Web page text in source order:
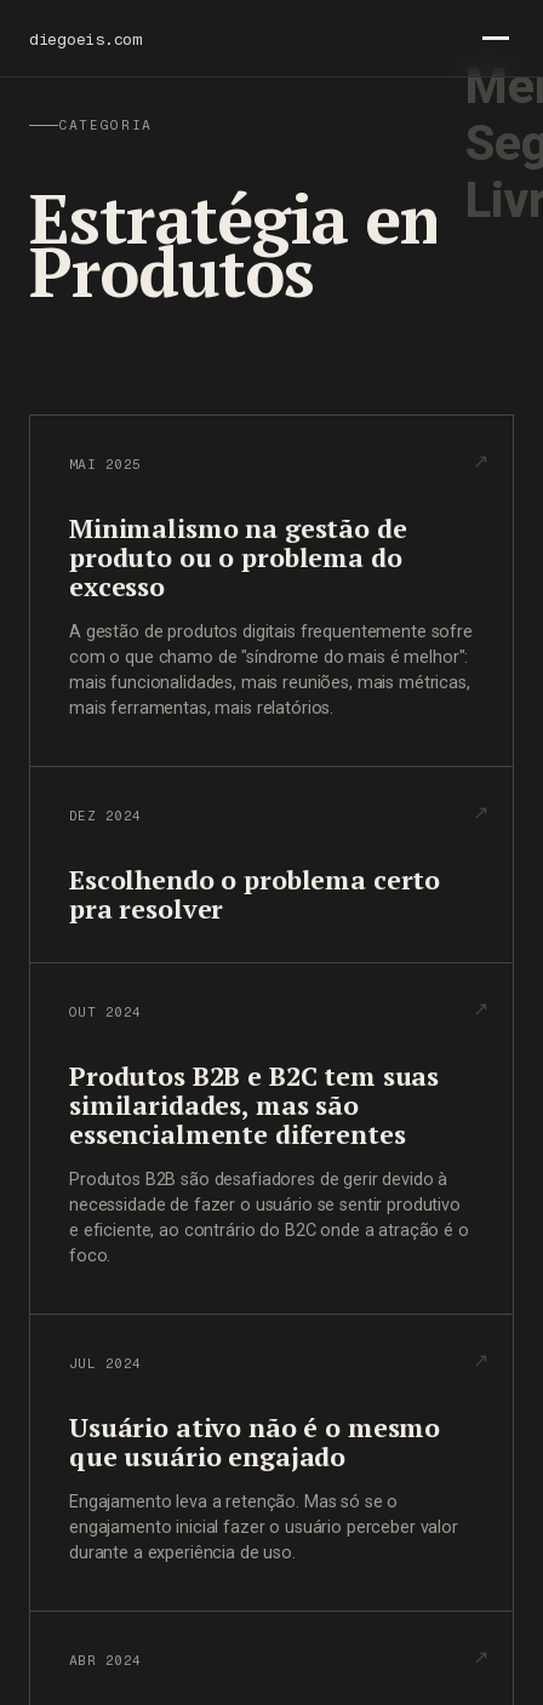
diegoeis.com
CATEGORIA 39 textos
Estratégia em
Produtos
MAI 2025
Minimalismo na gestão de
produto ou o problema do
excesso
A gestão de produtos digitais frequentemente sofre
com o que chamo de "síndrome do mais é melhor":
mais funcionalidades, mais reuniões, mais métricas,
mais ferramentas, mais relatórios.
DEZ 2024
Escolhendo o problema certo
pra resolver
OUT 2024
Produtos B2B e B2C tem suas
similaridades, mas são
essencialmente diferentes
Produtos B2B são desafiadores de gerir devido à
necessidade de fazer o usuário se sentir produtivo
e eficiente, ao contrário do B2C onde a atração é o
foco.
JUL 2024
Usuário ativo não é o mesmo
que usuário engajado
Engajamento leva a retenção. Mas só se o
engajamento inicial fazer o usuário perceber valor
durante a experiência de uso.
ABR 2024